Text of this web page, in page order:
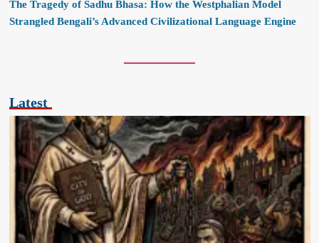
The Tragedy of Sadhu Bhasa: How the Westphalian Model
Strangled Bengali’s Advanced Civilizational Language Engine
Latest